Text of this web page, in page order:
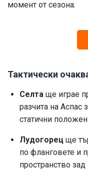
момент от сезона.
Тактически
Селта ще играе
разчита на Аспас
статични
Лудогорец ще
по фланговете и
пространство зад